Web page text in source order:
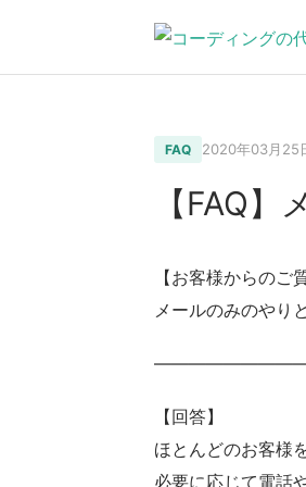
FAQ 2020年03月25
【FAQ
【お客様からのご
メールのみのやり
【回答】
ほとんどのお客様
必要に応じて電話